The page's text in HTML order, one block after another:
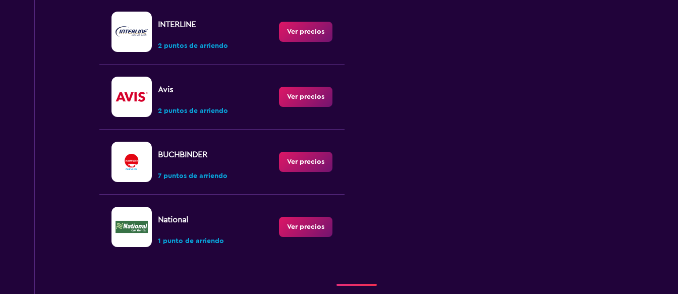
INTERLINE
2 puntos de arriendo
Ver precios
Avis
2 puntos de arriendo
Ver precios
BUCHBINDER
7 puntos de arriendo
Ver precios
National
1 punto de arriendo
Ver precios